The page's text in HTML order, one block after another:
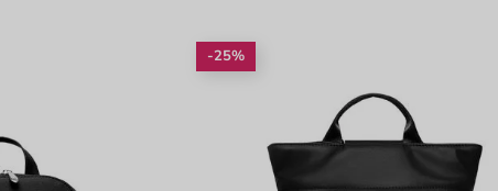
-25%